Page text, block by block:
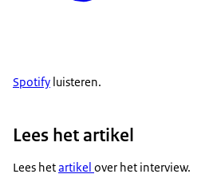
Spotify luisteren.
Lees het artikel
Lees hetartikel over het interview.